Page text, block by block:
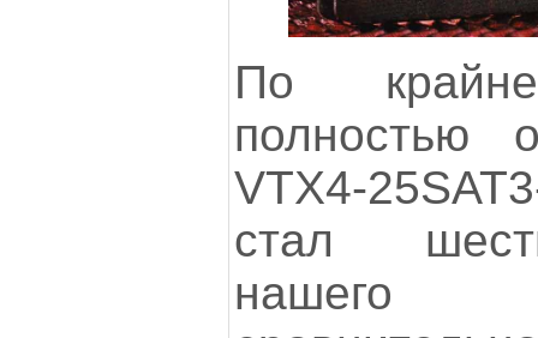
По
полностью
VTX4-
стал